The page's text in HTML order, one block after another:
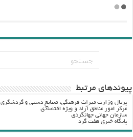
پيوندهاي مرتبط
پرتال وزارت ميراث فرهنگي، صنایع دستی و گردشگري
مرکز امور مناطق آزاد و ویژه اقتصادی
سازمان جهانی جهانگردی
پایگاه خبری هفت گرد